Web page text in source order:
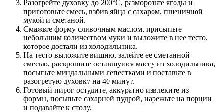
Разогрейте духовку до 200°C, разморозьте ягоды и
приготовьте смесь, взбив яйца с сахаром, пшеничной
мукой и сметаной.
Смажьте форму сливочным маслом, присыпьте
небольшим количеством муки и выложите в нее тесто,
которое достали из холодильника.
На тесто выложите вишню, залейте ее сметанной
смесью, раскрошите оставшуюся массу из холодильника,
посыпьте миндальными лепестками и поставьте в
разогретую духовку на 40 минут.
Готовый пирог остудите, аккуратно извлеките из
формы, посыпьте сахарной пудрой, нарежьте на порции
и подавайте к столу.